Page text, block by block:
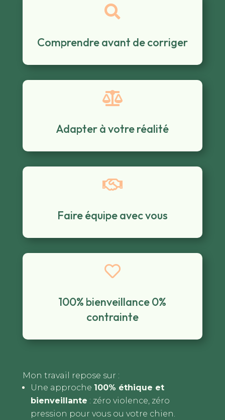

Comprendre avant de corriger

Adapter à votre réalité

Faire équipe avec vous

100% bienveillance 0%
contrainte
Mon travail repose sur :
Une approche 100% éthique et
bienveillante : zéro violence, zéro
pression pour vous ou votre chien.